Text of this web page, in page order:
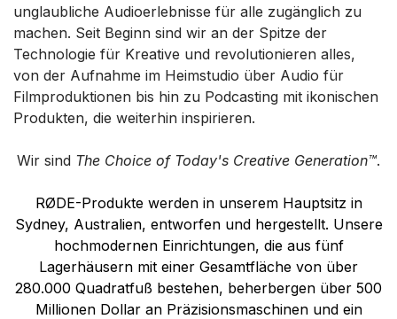
unglaubliche Audioerlebnisse für alle zugänglich zu
machen. Seit Beginn sind wir an der Spitze der
Technologie für Kreative und revolutionieren alles,
von der Aufnahme im Heimstudio über Audio für
Filmproduktionen bis hin zu Podcasting mit ikonischen
Produkten, die weiterhin inspirieren.
Wir sind The Choice of Today's Creative Generation™.
RØDE-Produkte werden in unserem Hauptsitz in
Sydney, Australien, entworfen und hergestellt. Unsere
hochmodernen Einrichtungen, die aus fünf
Lagerhäusern mit einer Gesamtfläche von über
280.000 Quadratfuß bestehen, beherbergen über 500
Millionen Dollar an Präzisionsmaschinen und ein